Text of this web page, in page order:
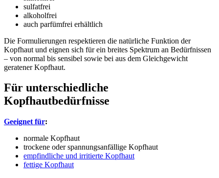
sulfatfrei
alkoholfrei
auch parfümfrei erhältlich
Die Formulierungen respektieren die natürliche Funktion der
Kopfhaut und eignen sich für ein breites Spektrum an Bedürfnissen
– von normal bis sensibel sowie bei aus dem Gleichgewicht
geratener Kopfhaut.
Für unterschiedliche
Kopfhautbedürfnisse
Geeignet für:
normale Kopfhaut
trockene oder spannungsanfällige Kopfhaut
empfindliche und irritierte Kopfhaut
fettige Kopfhaut